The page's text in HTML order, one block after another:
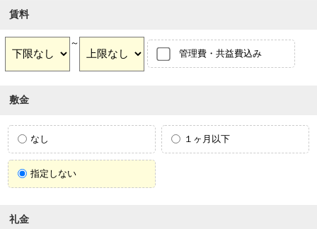
賃料
～
管理費・共益費込み
敷金
なし １ヶ月以下
指定しない
礼金